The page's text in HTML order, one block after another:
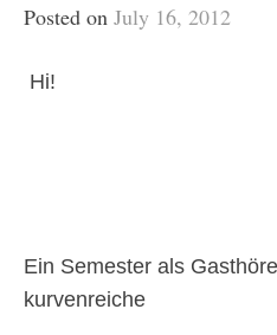
Posted on July 16, 2012
Hi!
Ein Semester als
kurvenreiche